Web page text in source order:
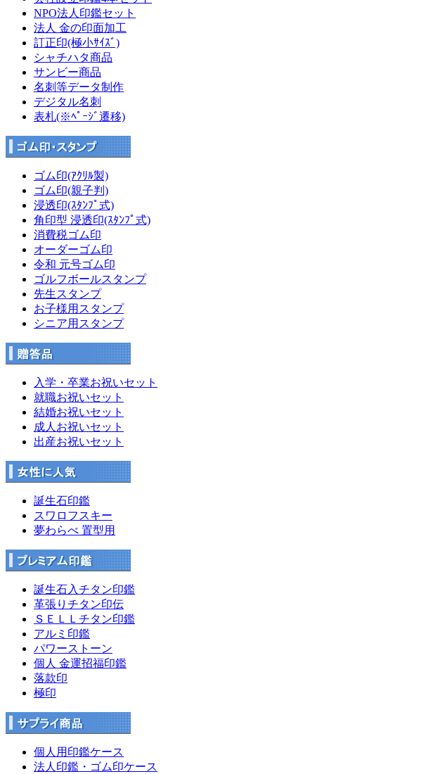
NPO法人印鑑セット
法人 金の印面加工
訂正印(極小ｻｲｽﾞ)
シャチハタ商品
サンビー商品
名刺等データ制作
デジタル名刺
表札(※ﾍﾟｰｼﾞ遷移)
ゴム印(ｱｸﾘﾙ製)
ゴム印(親子判)
浸透印(ｽﾀﾝﾌﾟ式)
角印型 浸透印(ｽﾀﾝﾌﾟ式)
消費税ゴム印
オーダーゴム印
令和 元号ゴム印
ゴルフボールスタンプ
先生スタンプ
お子様用スタンプ
シニア用スタンプ
入学・卒業お祝いセット
就職お祝いセット
結婚お祝いセット
成人お祝いセット
出産お祝いセット
誕生石印鑑
スワロフスキー
夢わらべ 置型用
誕生石入チタン印鑑
革張りチタン印伝
ＳＥＬＬチタン印鑑
アルミ印鑑
パワーストーン
個人 金運招福印鑑
落款印
極印
個人用印鑑ケース
法人印鑑・ゴム印ケース